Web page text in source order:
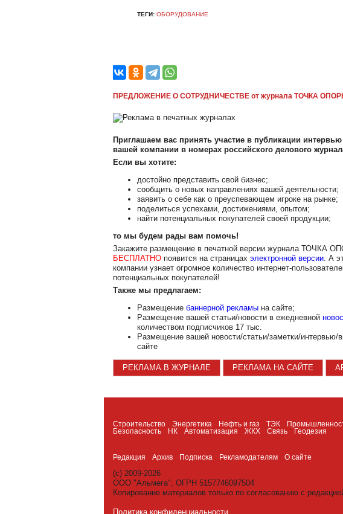
ТЕГИ: ОБОРУДОВАНИЕ
ПРЕДЛОЖЕНИЕ О СОТРУДНИЧЕСТВЕ от журнала ТОЧКА
Приглашаем вас принять участие в публикации
вашей компании в номерах российского делового
Если вы хотите:
достойно представить свой бизнес;
сообщить о новых направлениях вашей деятельности;
заявить о себе как о преуспевающем игроке на рынке;
поделиться успехами, достижениями, опытом;
найти потенциальных покупателей своей продукции;
то мы будем рады вам помочь!
Закажите размещение в печатной версии журнала ТОЧКА
БЕСПЛАТНО появится на страницах электронной версии. А
компании узнает огромное количество интернет-
потенциальных покупателей!
Также мы предлагаем:
Размещение баннерной рекламы на сайте;
Размещение вашей статьи/новости в ежедневной
количеством подписчиков 17 тыс.
Размещение вашей новости/статьи/заметки/интервью/
сайте
РЕКЛАМА В ЖУРНАЛЕ РЕКЛАМА НА САЙТЕ
Строительство
Энергетика Нефть и газ ТЭК
Безопасность
НК Автоматизация ЖКХ Связь
Геодезия
Редакция
Архив Подписка Рекламодателям О сайте
(c) 2009-2026
ООО "Альмега", ОГРН 5157746097504
Копирование материалов только по согласованию с
Политика конфиденциальности